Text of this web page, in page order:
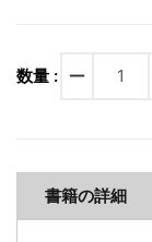
数量 : remove
書籍の詳細